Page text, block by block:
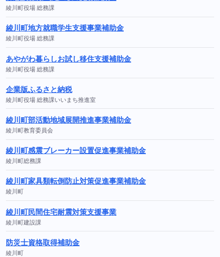
綾川町役場 総務課
綾川町地方就職学生支援事業補助金
綾川町役場 総務課
あやがわ暮らしお試し移住支援補助金
綾川町役場 総務課
企業版ふるさと納税
綾川町役場 総務課いいまち推進室
綾川町部活動地域展開推進事業補助金
綾川町教育委員会
綾川町感震ブレーカー設置促進事業補助金
綾川町総務課
綾川町家具類転倒防止対策促進事業補助金
綾川町
綾川町民間住宅耐震対策支援事業
綾川町建設課
防災士資格取得補助金
綾川町